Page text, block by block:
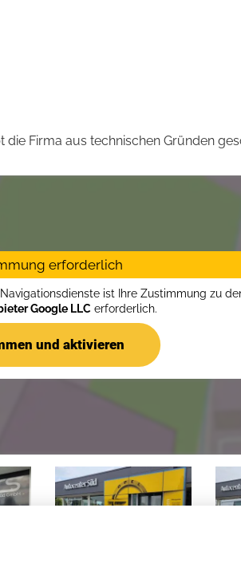
die Firma aus technischen Gründen
erforderlich
ist Ihre Zustimmung zu
Google LLC erforderlich.
und aktivieren